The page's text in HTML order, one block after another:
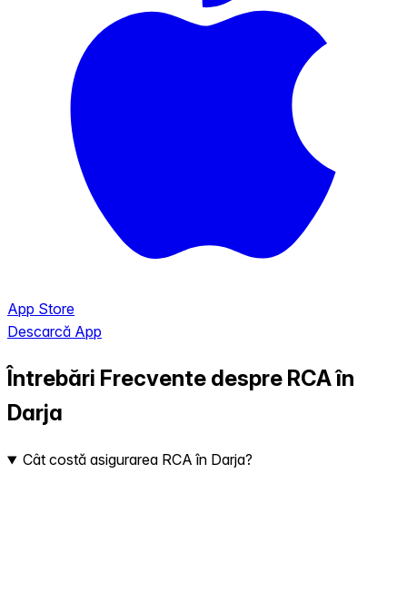
App Store
Descarcă App
Întrebări Frecvente despre RCA în
Darja
Cât costă asigurarea RCA în Darja?